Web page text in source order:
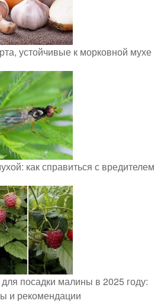
устойчивые к морковной мухе
как справиться с вредителем
посадки малины в 2025 году:
и рекомендации